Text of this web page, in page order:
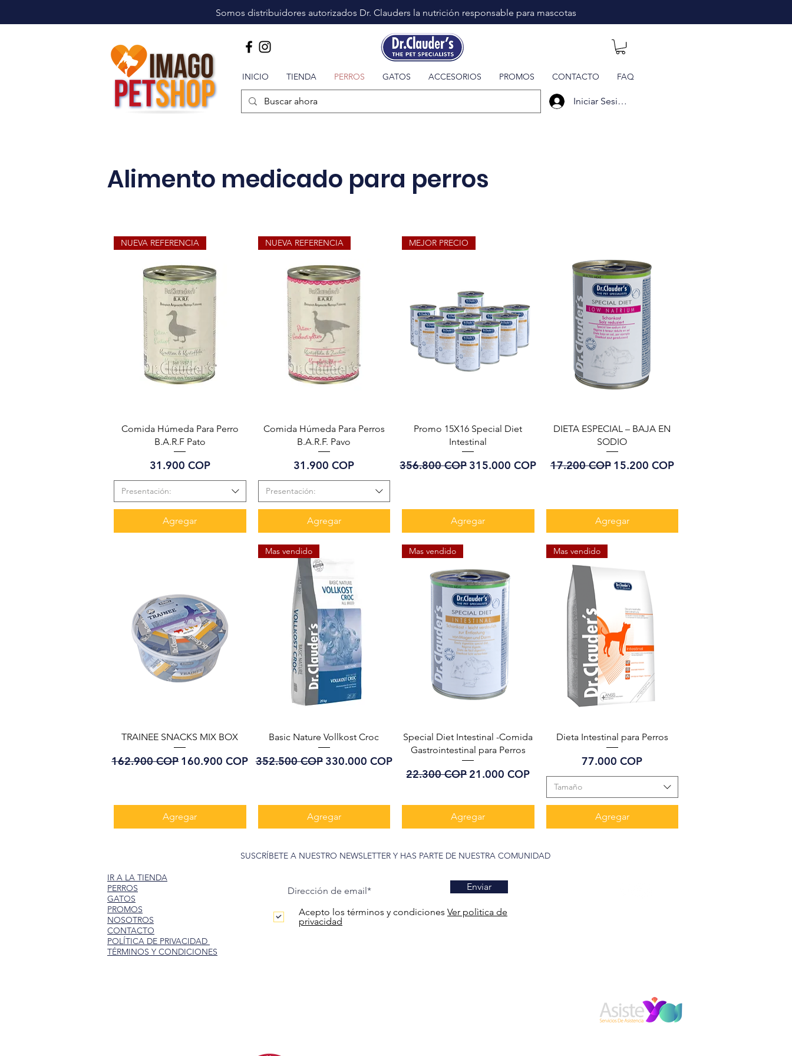
Somos distribuidores autorizados Dr. Clauders la nutrición responsable para mascotas
INICIO TIENDA PERROS GATOS ACCESORIOS PROMOS CONTACTO FAQ
Iniciar Sesión
Alimento medicado para perros
Vista rápida
NUEVA REFERENCIA
Comida Húmeda Para Perro
B.A.R.F Pato
Precio
31.900 COP
Presentación:
Agregar
Vista rápida
NUEVA REFERENCIA
Comida Húmeda Para Perros
B.A.R.F. Pavo
Precio
31.900 COP
Presentación:
Agregar
Vista rápida
MEJOR PRECIO
Promo 15X16 Special Diet
Intestinal
Precio
356.800 COP Precio de oferta
315.000 COP
Agregar
Vista rápida
DIETA ESPECIAL – BAJA EN
SODIO
Precio
17.200 COP Precio de oferta
15.200 COP
Agregar
Vista rápida
TRAINEE SNACKS MIX BOX
Precio
162.900 COP Precio de oferta
160.900 COP
Agregar
Vista rápida
Mas vendido
Basic Nature Vollkost Croc
Precio
352.500 COP Precio de oferta
330.000 COP
Agregar
Vista rápida
Mas vendido
Special Diet Intestinal -Comida
Gastrointestinal para Perros
Precio
22.300 COP Precio de oferta
21.000 COP
Agregar
Vista rápida
Mas vendido
Dieta Intestinal para Perros
Precio
77.000 COP
Tamaño
Agregar
SUSCRÍBETE A NUESTRO NEWSLETTER Y HAS PARTE DE NUESTRA COMUNIDAD
Enviar
Acepto los términos y condiciones Ver polìtica de
privacidad
IR A LA TIENDA
PERROS
GATOS
PROMOS
NOSOTROS
CONTACTO
POLÍTICA DE PRIVACIDAD
TÉRMINOS Y CONDICIONES